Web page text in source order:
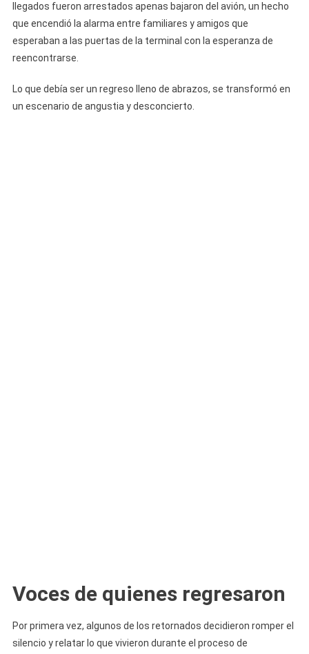
llegados fueron arrestados apenas bajaron del avión, un hecho
que encendió la alarma entre familiares y amigos que
esperaban a las puertas de la terminal con la esperanza de
reencontrarse.
Lo que debía ser un regreso lleno de abrazos, se transformó en
un escenario de angustia y desconcierto.
Voces de quienes regresaron
Por primera vez, algunos de los retornados decidieron romper el
silencio y relatar lo que vivieron durante el proceso de